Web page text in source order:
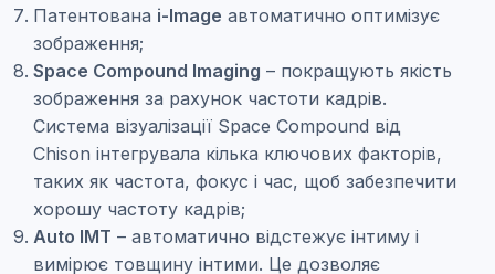
Патентована i-Image автоматично оптимізує
зображення;
Space Compound Imaging – покращують якість
зображення за рахунок частоти кадрів.
Система візуалізації Space Compound від
Chison інтегрувала кілька ключових факторів,
таких як частота, фокус і час, щоб забезпечити
хорошу частоту кадрів;
Auto IMT – автоматично відстежує інтиму і
вимірює товщину інтими. Це дозволяє